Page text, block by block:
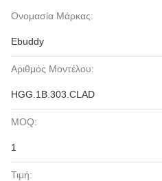
Ονομασία Μάρκας:
Ebuddy
Αριθμός Μοντέλου:
HGG.1B.303.CLAD
MOQ:
1
Τιμή: